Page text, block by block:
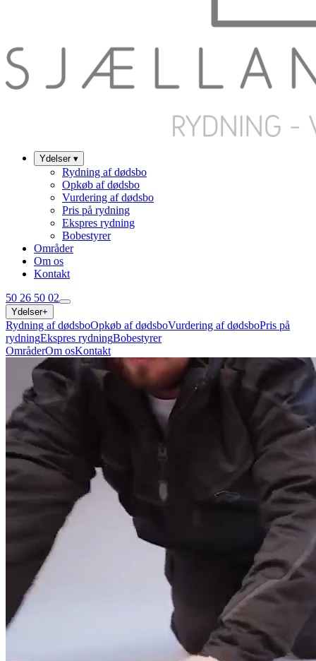
Ydelser ▾
Rydning af dødsbo
Opkøb af dødsbo
Vurdering af dødsbo
Pris på rydning
Ekspres rydning
Bobestyrer
Områder
Om os
Kontakt
50 26 50 02
Ydelser+
Rydning af dødsboOpkøb af dødsboVurdering af dødsboPris på
rydningEkspres rydningBobestyrer
OmråderOm osKontakt